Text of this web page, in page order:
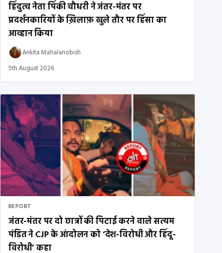
हिंदुत्व नेता पिंकी चौधरी ने जंतर-मंतर पर
प्रदर्शनकारियों के ख़िलाफ़ खुले तौर पर हिंसा का
आव्हान किया
Ankita Mahalanobish
5th August 2026
REPORT
जंतर-मंतर पर दो छात्रों की पिटाई करने वाले सत्यम
पंडित ने CJP के आंदोलन को ‘देश-विरोधी और हिंदू-
विरोधी’ कहा